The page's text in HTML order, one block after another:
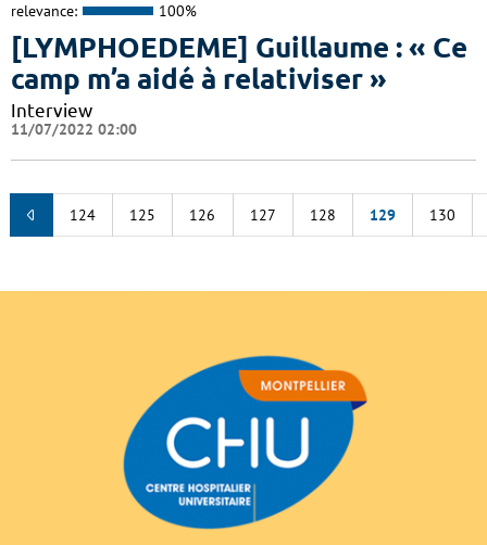
relevance: 100%
[LYMPHOEDEME] Guillaume : « Ce
camp m’a aidé à relativiser »
Interview
11/07/2022 02:00
124 125 126 127 128 129 130